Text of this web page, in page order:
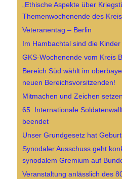
„Ethische Aspekte über
Themenwochenende des
Veteranentag – Berlin
Im Hambachtal sind die Kinder
GKS-Wochenende vom Kreis
Bereich Süd wählt im
neuen Bereichsvorsitzenden!
Mitmachen und Zeichen
65. Internationale
beendet
Unser Grundgesetz hat
Synodaler Ausschuss geht
synodalem Gremium auf
Veranstaltung anlässlich des